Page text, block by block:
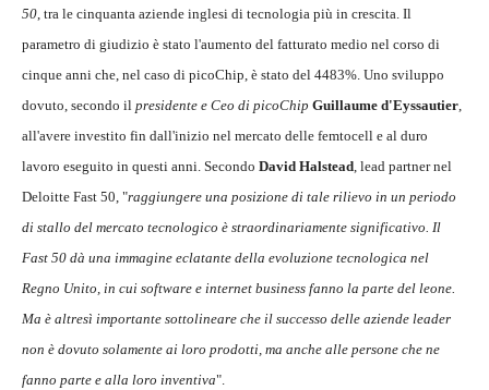
50, tra le cinquanta aziende inglesi di tecnologia più in crescita. Il
parametro di giudizio è stato l'aumento del fatturato medio nel corso di
cinque anni che, nel caso di picoChip, è stato del 4483%. Uno sviluppo
dovuto, secondo il presidente e Ceo di picoChip Guillaume d'Eyssautier,
all'avere investito fin dall'inizio nel mercato delle femtocell e al duro
lavoro eseguito in questi anni. Secondo David Halstead, lead partner nel
Deloitte Fast 50, "raggiungere una posizione di tale rilievo in un periodo
di stallo del mercato tecnologico è straordinariamente significativo. Il
Fast 50 dà una immagine eclatante della evoluzione tecnologica nel
Regno Unito, in cui software e internet business fanno la parte del leone.
Ma è altresì importante sottolineare che il successo delle aziende leader
non è dovuto solamente ai loro prodotti, ma anche alle persone che ne
fanno parte e alla loro inventiva".